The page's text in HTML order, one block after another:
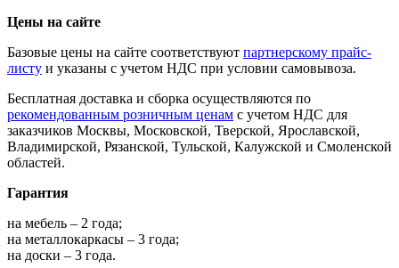
Цены на сайте
Базовые цены на сайте соответствуют партнерскому прайс-
листу и указаны с учетом НДС при условии самовывоза.
Бесплатная доставка и сборка осуществляются по
рекомендованным розничным ценам с учетом НДС для
заказчиков Москвы, Московской, Тверской, Ярославской,
Владимирской, Рязанской, Тульской, Калужской и Смоленской
областей.
Гарантия
на мебель – 2 года;
на металлокаркасы – 3 года;
на доски – 3 года.